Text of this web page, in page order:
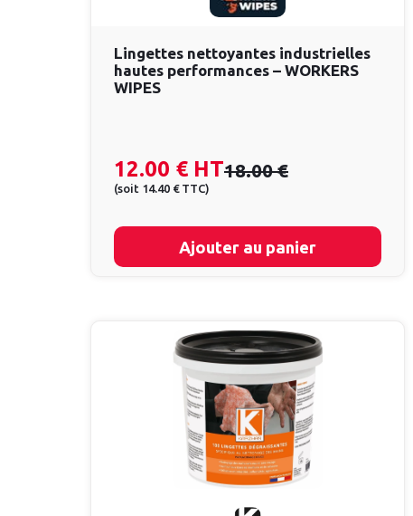
Lingettes nettoyantes industrielles
hautes performances – WORKERS
WIPES
12.00 € HT18.00 €
(soit 14.40 € TTC)
Ajouter au panier